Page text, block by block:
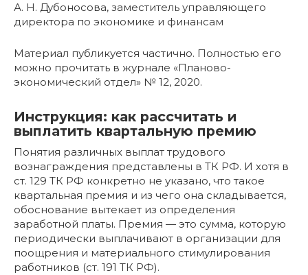
А. Н. Дубоносова, заместитель управляющего
директора по экономике и финансам
Материал публикуется частично. Полностью его
можно прочитать в журнале «Планово-
экономический отдел» № 12, 2020.
Инструкция: как рассчитать и
выплатить квартальную премию
Понятия различных выплат трудового
вознаграждения представлены в ТК РФ. И хотя в
ст. 129 ТК РФ конкретно не указано, что такое
квартальная премия и из чего она складывается,
обоснование вытекает из определения
заработной платы. Премия — это сумма, которую
периодически выплачивают в организации для
поощрения и материального стимулирования
работников (ст. 191 ТК РФ).